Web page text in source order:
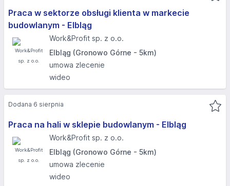
Praca w sektorze obsługi klienta w markecie
budowlanym - Elbląg​
Work&Profit sp. z o.o.
Elbląg (Gronowo Górne - 5km)
umowa zlecenie
wideo
Praca na hali w sklepie budowlanym - Elbląg​
Work&Profit sp. z o.o.
Elbląg (Gronowo Górne - 5km)
umowa zlecenie
wideo
Dodana 6 sierpnia